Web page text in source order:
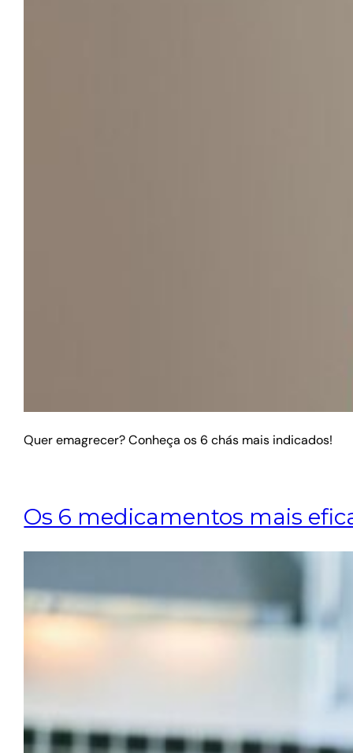
Quer emagrecer? Conheça os 6 chás mais indicados!
Os 6 medicamentos mais